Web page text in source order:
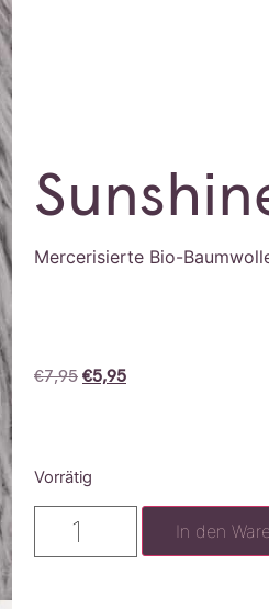
Mercerisierte Bio-
€7,95 €5,95
Vorrätig
In den